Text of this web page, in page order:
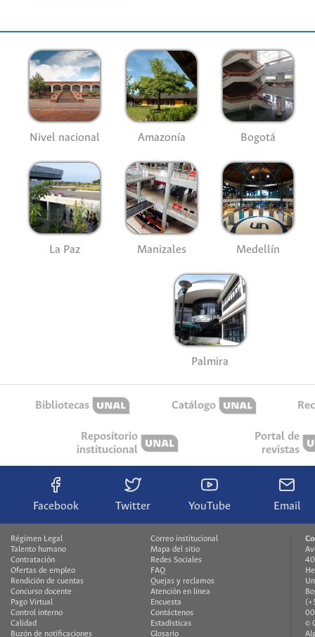
Nivel nacional Amazonía Bogotá
La Paz Manizales Medellín
Palmira
Bibliotecas Catálogo
Repositorio
institucional
Portal de
revistas
Facebook Twitter YouTube Email
Régimen Legal
Talento humano
Contratación
Ofertas de empleo
Rendición de cuentas
Concurso docente
Pago Virtual
Control interno
Calidad
Buzón de notificaciones
Correo institucional
Mapa del sitio
Redes Sociales
FAQ
Quejas y reclamos
Atención en línea
Encuesta
Contáctenos
Estadísticas
Glosario
©